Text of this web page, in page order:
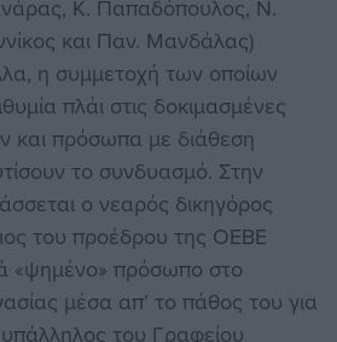
Κ. Παπαδόπουλος, Ν.
και Παν. Μανδάλας)
η συμμετοχή των οποίων
πλάι στις δοκιμασμένες
και πρόσωπα με διάθεση
το συνδυασμό. Στην
ο νεαρός δικηγόρος
του προέδρου της ΟΕΒΕ
«ψημένο» πρόσωπο στο
μέσα απ’ το πάθος του για
του Γραφείου